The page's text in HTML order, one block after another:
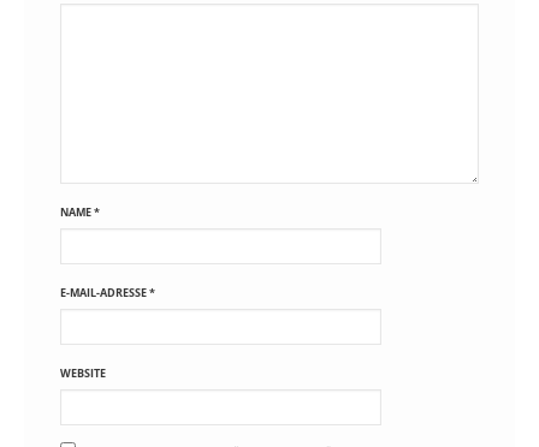
NAME*
E-MAIL-ADRESSE*
WEBSITE